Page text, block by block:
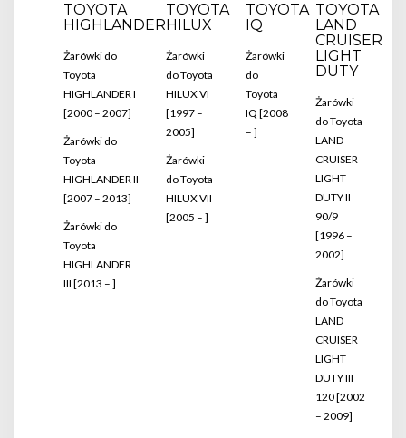
TOYOTA
HIGHLANDER
Żarówki do
Toyota
HIGHLANDER I
[2000 – 2007]
Żarówki do
Toyota
HIGHLANDER II
[2007 – 2013]
Żarówki do
Toyota
HIGHLANDER
III [2013 – ]
TOYOTA
HILUX
Żarówki
do Toyota
HILUX VI
[1997 –
2005]
Żarówki
do Toyota
HILUX VII
[2005 – ]
TOYOTA
IQ
Żarówki
do
Toyota
IQ [2008
– ]
TOYOTA
LAND
CRUISER
LIGHT
DUTY
Żarówki
do Toyota
LAND
CRUISER
LIGHT
DUTY II
90/9
[1996 –
2002]
Żarówki
do Toyota
LAND
CRUISER
LIGHT
DUTY III
120 [2002
– 2009]